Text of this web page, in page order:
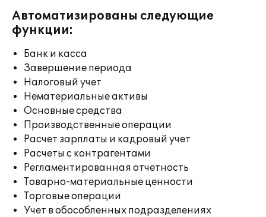
Автоматизированы следующие
функции:
Банк и касса
Завершение периода
Налоговый учет
Нематериальные активы
Основные средства
Производственные операции
Расчет зарплаты и кадровый учет
Расчеты с контрагентами
Регламентированная отчетность
Товарно-материальные ценности
Торговые операции
Учет в обособленных подразделениях